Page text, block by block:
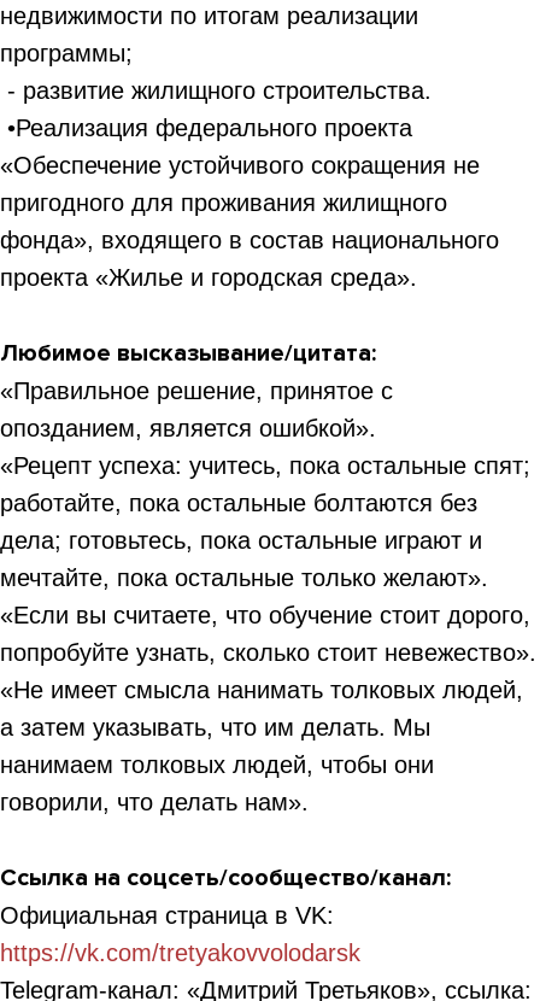
недвижимости по итогам реализации
программы;
- развитие жилищного строительства.
•Реализация федерального проекта
«Обеспечение устойчивого сокращения не
пригодного для проживания жилищного
фонда», входящего в состав национального
проекта «Жилье и городская среда».
Любимое высказывание/цитата:
«Правильное решение, принятое с
опозданием, является ошибкой».
«Рецепт успеха: учитесь, пока остальные спят;
работайте, пока остальные болтаются без
дела; готовьтесь, пока остальные играют и
мечтайте, пока остальные только желают».
«Если вы считаете, что обучение стоит дорого,
попробуйте узнать, сколько стоит невежество».
«Не имеет смысла нанимать толковых людей,
а затем указывать, что им делать. Мы
нанимаем толковых людей, чтобы они
говорили, что делать нам».
Ссылка на соцсеть/сообщество/канал:
Официальная страница в VK:
https://vk.com/tretyakovvolodarsk
Telegram-канал: «Дмитрий Третьяков», ссылка: